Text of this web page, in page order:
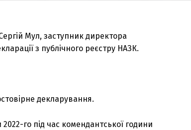
Мул, заступник директора
з публічного реєстру НАЗК.
декларування.
го під час комендантської години